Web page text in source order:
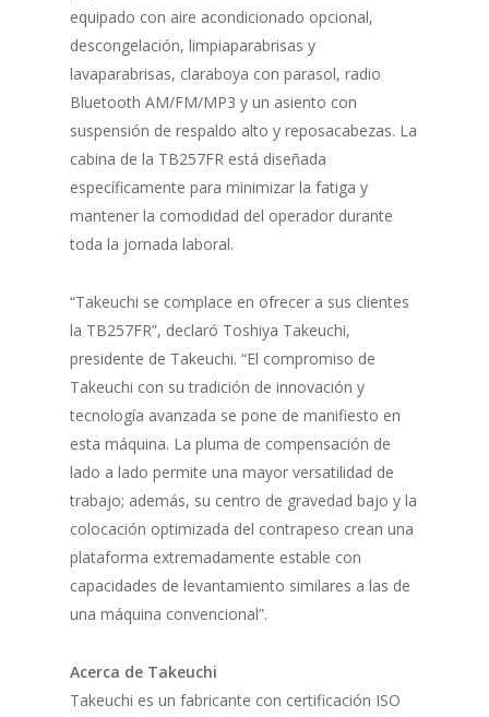
equipado con aire acondicionado opcional,
descongelación, limpiaparabrisas y
lavaparabrisas, claraboya con parasol, radio
Bluetooth AM/FM/MP3 y un asiento con
suspensión de respaldo alto y reposacabezas. La
cabina de la TB257FR está diseñada
específicamente para minimizar la fatiga y
mantener la comodidad del operador durante
toda la jornada laboral.
“Takeuchi se complace en ofrecer a sus clientes
la TB257FR”, declaró Toshiya Takeuchi,
presidente de Takeuchi. “El compromiso de
Takeuchi con su tradición de innovación y
tecnología avanzada se pone de manifiesto en
esta máquina. La pluma de compensación de
lado a lado permite una mayor versatilidad de
trabajo; además, su centro de gravedad bajo y la
colocación optimizada del contrapeso crean una
plataforma extremadamente estable con
capacidades de levantamiento similares a las de
una máquina convencional”.
Acerca de Takeuchi
Takeuchi es un fabricante con certificación ISO